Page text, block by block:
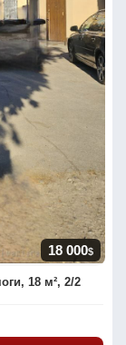
18 000$
18 м², 2/2